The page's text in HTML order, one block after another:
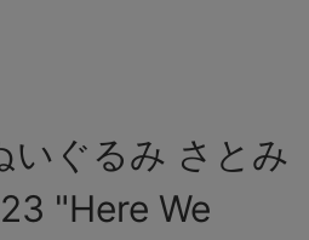
いぐるみ さとみ
"Here We